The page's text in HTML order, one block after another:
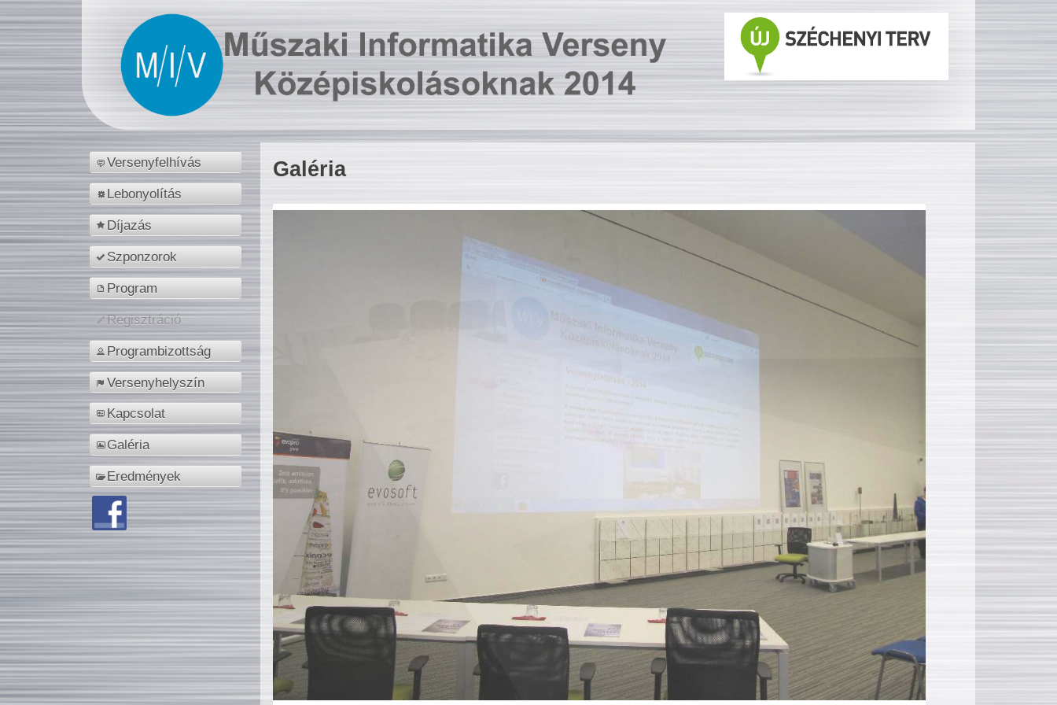
Versenyfelhívás
Lebonyolítás
Díjazás
Szponzorok
Program
Regisztráció
Programbizottság
Versenyhelyszín
Kapcsolat
Galéria
Eredmények
Galéria